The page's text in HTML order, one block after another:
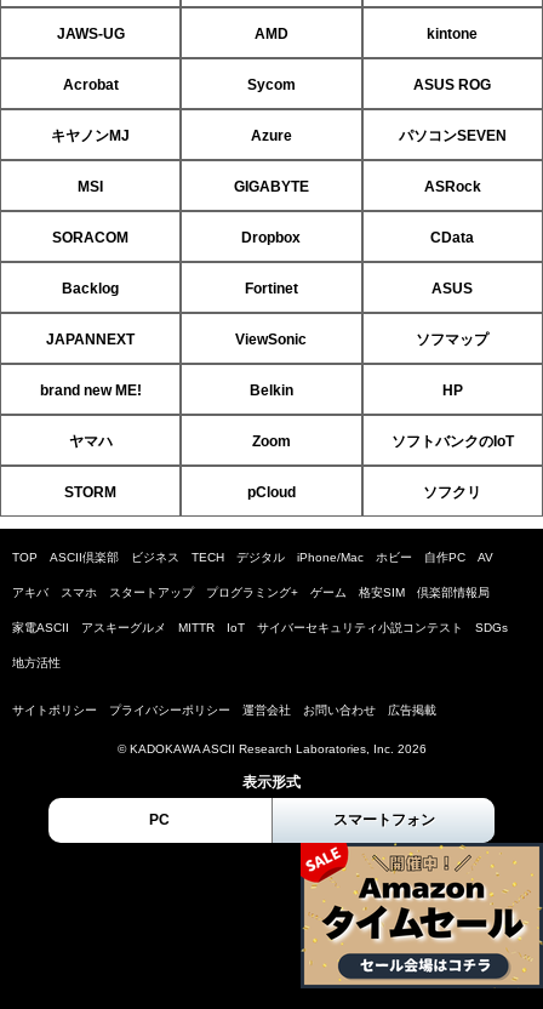
JAWS-UG AMD kintone
Acrobat Sycom ASUS ROG
キヤノンMJ Azure パソコンSEVEN
MSI GIGABYTE ASRock
SORACOM Dropbox CData
Backlog Fortinet ASUS
JAPANNEXT ViewSonic ソフマップ
brand new ME! Belkin HP
ヤマハ Zoom ソフトバンクのIoT
STORM pCloud ソフクリ
TOP ASCII倶楽部 ビジネス TECH デジタル iPhone/Mac ホビー 自作PC AV
アキバ スマホ スタートアップ プログラミング+ ゲーム 格安SIM 倶楽部情報局
家電ASCII アスキーグルメ MITTR IoT サイバーセキュリティ小説コンテスト SDGs
地方活性
サイトポリシー プライバシーポリシー 運営会社 お問い合わせ 広告掲載
© KADOKAWA ASCII Research Laboratories, Inc. 2026
表示形式
PC スマートフォン